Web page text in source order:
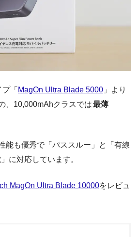
「 MagOn Ultra Blade 5000 」より
、10,000mAhクラスでは最薄
能も優秀で「パススルー」と「有線
に対応しています。
MagOn Ultra Blade 10000をレビュ